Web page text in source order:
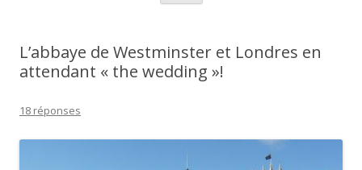
contenu
L’abbaye de Westminster et Londres en
attendant « the wedding »!
18 réponses